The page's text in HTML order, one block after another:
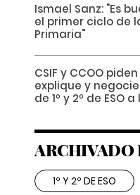
Ismael Sanz: "Es
el primer ciclo de
Primaria"
CSIF y CCOO
explique y
de 1º y 2º de ESO
ARCHIVADO
1º Y 2º DE ESO